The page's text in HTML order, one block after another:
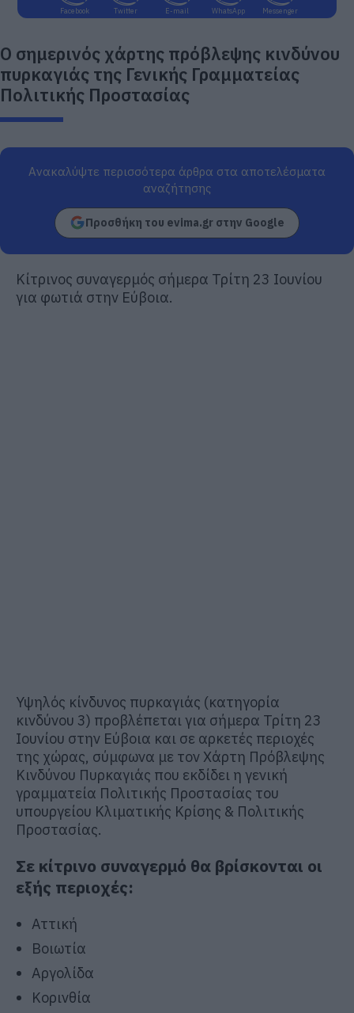
Facebook Twitter E-mail WhatsApp Messenger
Ο σημερινός χάρτης πρόβλεψης κινδύνου
πυρκαγιάς της Γενικής Γραμματείας
Πολιτικής Προστασίας
Ανακαλύψτε περισσότερα άρθρα στα αποτελέσματα
αναζήτησης
Προσθήκη του evima.gr στην Google
Κίτρινος συναγερμός σήμερα Τρίτη 23 Ιουνίου
για φωτιά στην Εύβοια.
Υψηλός κίνδυνος πυρκαγιάς (κατηγορία
κινδύνου 3) προβλέπεται για σήμερα Τρίτη 23
Ιουνίου στην Εύβοια και σε αρκετές περιοχές
της χώρας, σύμφωνα με τον Χάρτη Πρόβλεψης
Κινδύνου Πυρκαγιάς που εκδίδει η γενική
γραμματεία Πολιτικής Προστασίας του
υπουργείου Κλιματικής Κρίσης & Πολιτικής
Προστασίας.
Σε κίτρινο συναγερμό θα βρίσκονται οι
εξής περιοχές:
Αττική
Βοιωτία
Αργολίδα
Κορινθία